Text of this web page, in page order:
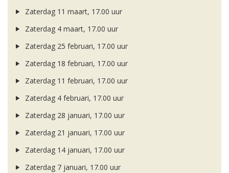
Zaterdag 11 maart, 17.00 uur
Zaterdag 4 maart, 17.00 uur
Zaterdag 25 februari, 17.00 uur
Zaterdag 18 februari, 17.00 uur
Zaterdag 11 februari, 17.00 uur
Zaterdag 4 februari, 17.00 uur
Zaterdag 28 januari, 17.00 uur
Zaterdag 21 januari, 17.00 uur
Zaterdag 14 januari, 17.00 uur
Zaterdag 7 januari, 17.00 uur